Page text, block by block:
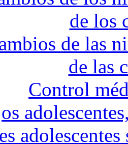
de los
de las
de las
Control